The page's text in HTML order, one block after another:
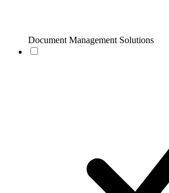
Document Management Solutions